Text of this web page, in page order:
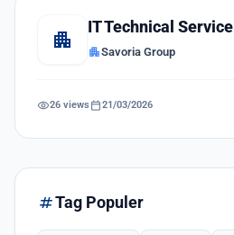
apartment
IT Technical Service
apartmentSavoria Group
visibility26 views calendar_today21/03/2026
tagTag Populer